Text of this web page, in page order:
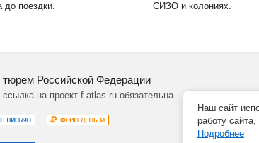
до поездки.
СИЗО и колониях.
Российской Федерации
на проект f-atlas.ru обязательна
Наш сайт
работу
Подробнее